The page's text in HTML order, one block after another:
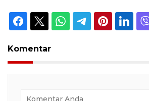
Komentar